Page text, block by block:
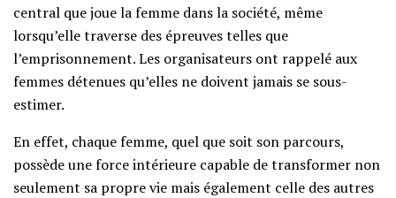
central que joue la femme dans la société, même
lorsqu’elle traverse des épreuves telles que
l’emprisonnement. Les organisateurs ont rappelé aux
femmes détenues qu’elles ne doivent jamais se sous-
estimer.
En effet, chaque femme, quel que soit son parcours,
possède une force intérieure capable de transformer non
seulement sa propre vie mais également celle des autres